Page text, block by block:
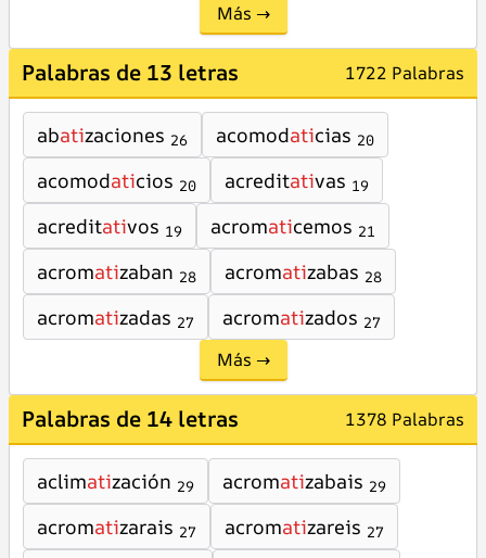
Más →
Palabras de 13 letras 1722 Palabras
abatizaciones 26 acomodaticias 20
acomodaticios 20 acreditativas 19
acreditativos 19 acromaticemos 21
acromatizaban 28 acromatizabas 28
acromatizadas 27 acromatizados 27
Más →
Palabras de 14 letras 1378 Palabras
aclimatización 29 acromatizabais 29
acromatizarais 27 acromatizareis 27